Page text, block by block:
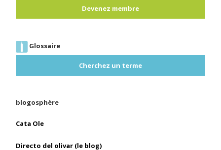
Devenez membre
Glossaire
Cherchez un terme
blogosphère
Cata Ole
Directo del olivar (le blog)